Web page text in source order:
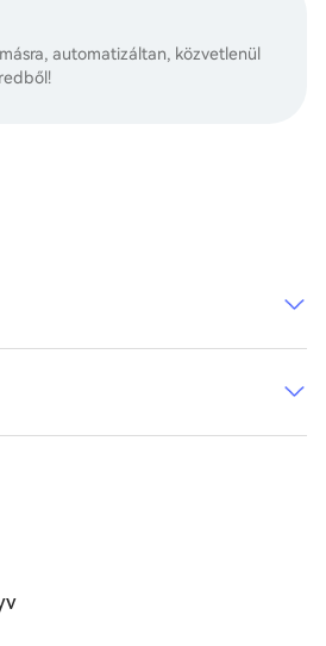
automatizáltan, közvetlenül